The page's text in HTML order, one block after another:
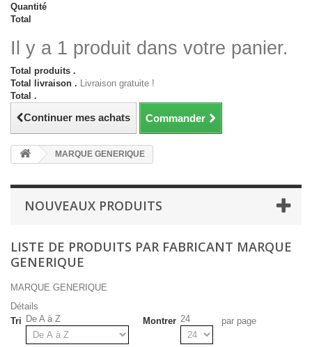
Quantité
Total
Il y a 1 produit dans votre panier.
Total produits .
Total livraison . Livraison gratuite !
Total .
Continuer mes achats Commander
MARQUE GENERIQUE
NOUVEAUX PRODUITS
LISTE DE PRODUITS PAR FABRICANT MARQUE
GENERIQUE
MARQUE GENERIQUE
Détails
Tri De A à Z Montrer 24 par page